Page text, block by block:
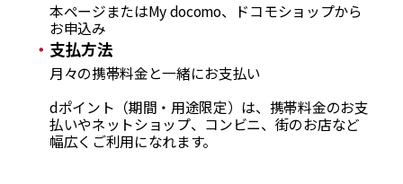
本ページまたはMy docomo、ドコモショップから
お申込み
支払方法
月々の携帯料金と一緒にお支払い
dポイント（期間・用途限定）は、携帯料金のお支
払いやネットショップ、コンビニ、街のお店など
幅広くご利用になれます。